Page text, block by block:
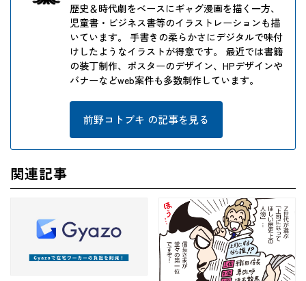
歴史＆時代劇をベースにギャグ漫画を描く一方、
児童書・ビジネス書等のイラストレーションも描
いています。 手書きの柔らかさにデジタルで味付
けしたようなイラストが得意です。 最近では書籍
の装丁制作、ポスターのデザイン、HPデザインや
バナーなどweb案件も多数制作しています。
前野コトブキ の記事を見る
関連記事